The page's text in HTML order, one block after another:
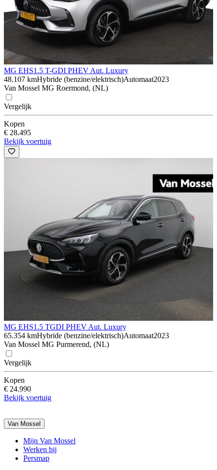
MG EHS1.5 T-GDI PHEV Aut. Luxury
48.107 kmHybride (benzine/elektrisch)Automaat2023
Van Mossel MG Roermond, (NL)
Vergelijk
Kopen
€ 28.495
Bekijk voertuig
MG EHS1.5 TGDI PHEV Aut. Luxury
65.354 kmHybride (benzine/elektrisch)Automaat2023
Van Mossel MG Purmerend, (NL)
Vergelijk
Kopen
€ 24.990
Bekijk voertuig
Van Mossel
Mijn Van Mossel
Werken bij
Persmap